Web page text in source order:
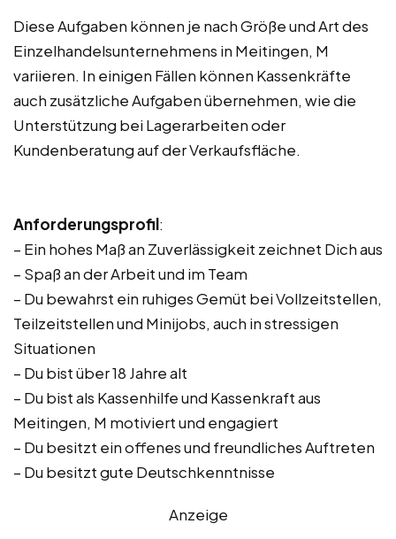
Diese Aufgaben können je nach Größe und Art des
Einzelhandelsunternehmens in Meitingen, M
variieren. In einigen Fällen können Kassenkräfte
auch zusätzliche Aufgaben übernehmen, wie die
Unterstützung bei Lagerarbeiten oder
Kundenberatung auf der Verkaufsfläche.
Anforderungsprofil:
– Ein hohes Maß an Zuverlässigkeit zeichnet Dich aus
– Spaß an der Arbeit und im Team
– Du bewahrst ein ruhiges Gemüt bei Vollzeitstellen,
Teilzeitstellen und Minijobs, auch in stressigen
Situationen
– Du bist über 18 Jahre alt
– Du bist als Kassenhilfe und Kassenkraft aus
Meitingen, M motiviert und engagiert
– Du besitzt ein offenes und freundliches Auftreten
– Du besitzt gute Deutschkenntnisse
Anzeige